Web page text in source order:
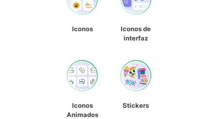
Iconos
Iconos de
interfaz
Iconos
Animados
Stickers